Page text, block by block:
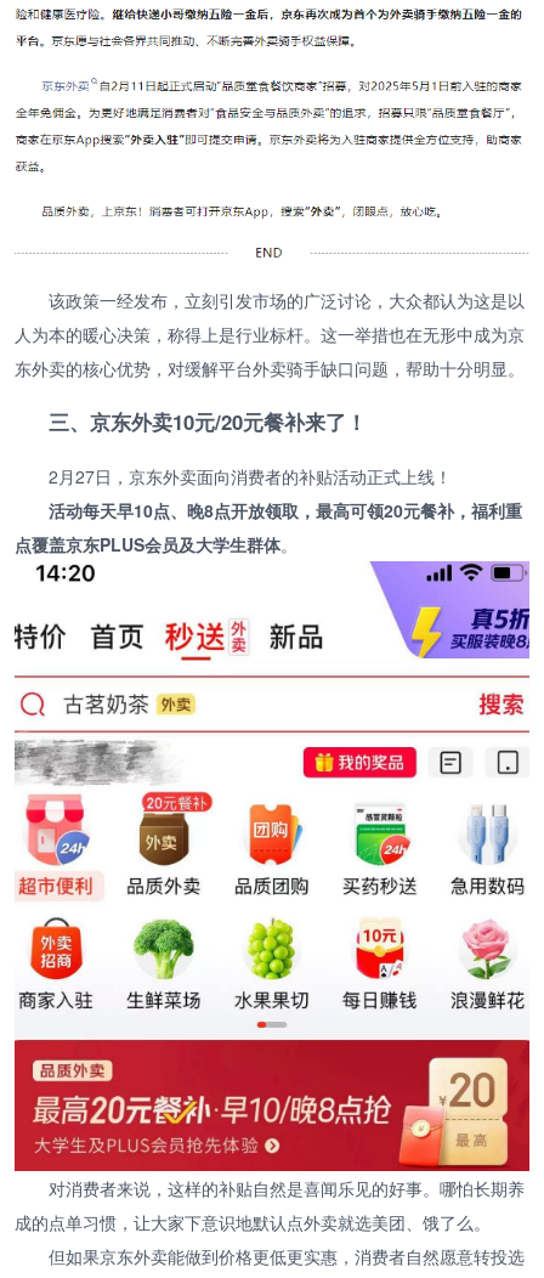
该政策一经发布，立刻引发市场的广泛讨论，大众都认为这是以
人为本的暖心决策，称得上是行业标杆。这一举措也在无形中成为京
东外卖的核心优势，对缓解平台外卖骑手缺口问题，帮助十分明显。
三、京东外卖10元/20元餐补来了！
2月27日，京东外卖面向消费者的补贴活动正式上线！
活动每天早10点、晚8点开放领取，最高可领20元餐补，福利重
点覆盖京东PLUS会员及大学生群体。
对消费者来说，这样的补贴自然是喜闻乐见的好事。哪怕长期养
成的点单习惯，让大家下意识地默认点外卖就选美团、饿了么。
但如果京东外卖能做到价格更低更实惠，消费者自然愿意转投选